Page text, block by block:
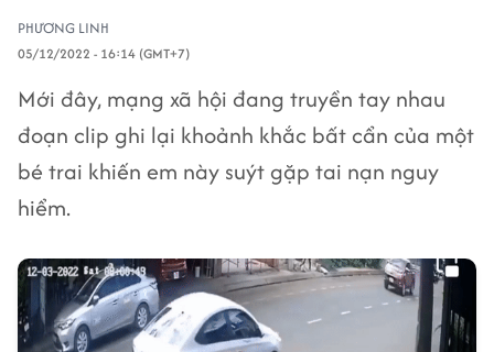
PHƯƠNG LINH
05/12/2022 - 16:14 (GMT+7)
Mới đây, mạng xã hội đang truyền tay nhau
đoạn clip ghi lại khoảnh khắc bất cẩn của một
bé trai khiến em này suýt gặp tai nạn nguy
hiểm.